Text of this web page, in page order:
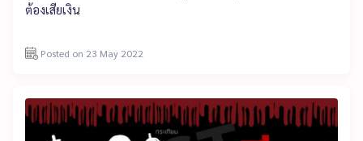
ต้องเสียเงิน
Posted on 23 May 2022